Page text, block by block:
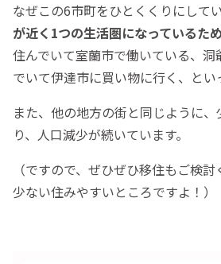
なぜこの6市町をひとくくりにして
が近く1つの生活圏になっているため
住んでいて室蘭市で働いている、
でいて伊達市に買い物に行く、とい
また、他の地方の街と同じように
り、人口減少が続いています。
（ですので、ぜひぜひ移住もご検
少ない住みやすいところですよ！）